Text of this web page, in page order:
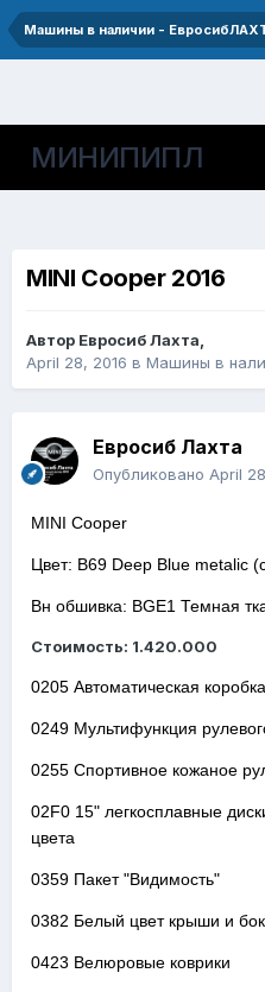
Машины в наличии -
МИНИПИПЛ
MINI Cooper 2016
Автор Евросиб Лахта,
April 28, 2016 в Машины в
Евросиб Лахта
Опубликовано April
MINI Cooper
Цвет: B69 Deep Blue metalic
Вн обшивка: BGE1 Темная
Стоимость: 1.420.000
0205 Автоматическая
0249 Мультифункция
0255 Спортивное кожаное
02F0 15" легкосплавные
цвета
0359 Пакет "Видимость"
0382 Белый цвет крыши и
0423 Велюровые коврики